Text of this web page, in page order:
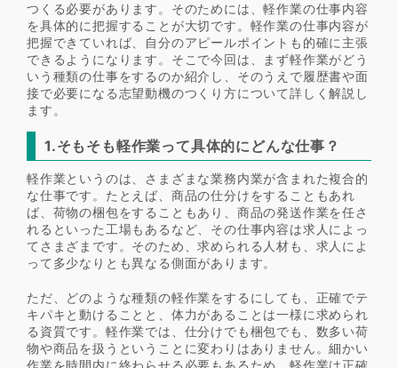
つくる必要があります。そのためには、軽作業の仕事内容
を具体的に把握することが大切です。軽作業の仕事内容が
把握できていれば、自分のアピールポイントも的確に主張
できるようになります。そこで今回は、まず軽作業がどう
いう種類の仕事をするのか紹介し、そのうえで履歴書や面
接で必要になる志望動機のつくり方について詳しく解説し
ます。
1.そもそも軽作業って具体的にどんな仕事？
軽作業というのは、さまざまな業務内業が含まれた複合的
な仕事です。たとえば、商品の仕分けをすることもあれ
ば、荷物の梱包をすることもあり、商品の発送作業を任さ
れるといった工場もあるなど、その仕事内容は求人によっ
てさまざまです。そのため、求められる人材も、求人によ
って多少なりとも異なる側面があります。
ただ、どのような種類の軽作業をするにしても、正確でテ
キパキと動けることと、体力があることは一様に求められ
る資質です。軽作業では、仕分けでも梱包でも、数多い荷
物や商品を扱うということに変わりはありません。細かい
作業を時間内に終わらせる必要もあるため、軽作業は正確